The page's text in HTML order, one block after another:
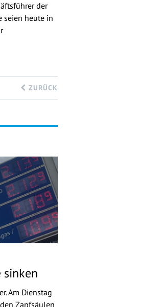
der
seien heute in
ZURÜCK
sinken
Am Dienstag
Zapfsäulen